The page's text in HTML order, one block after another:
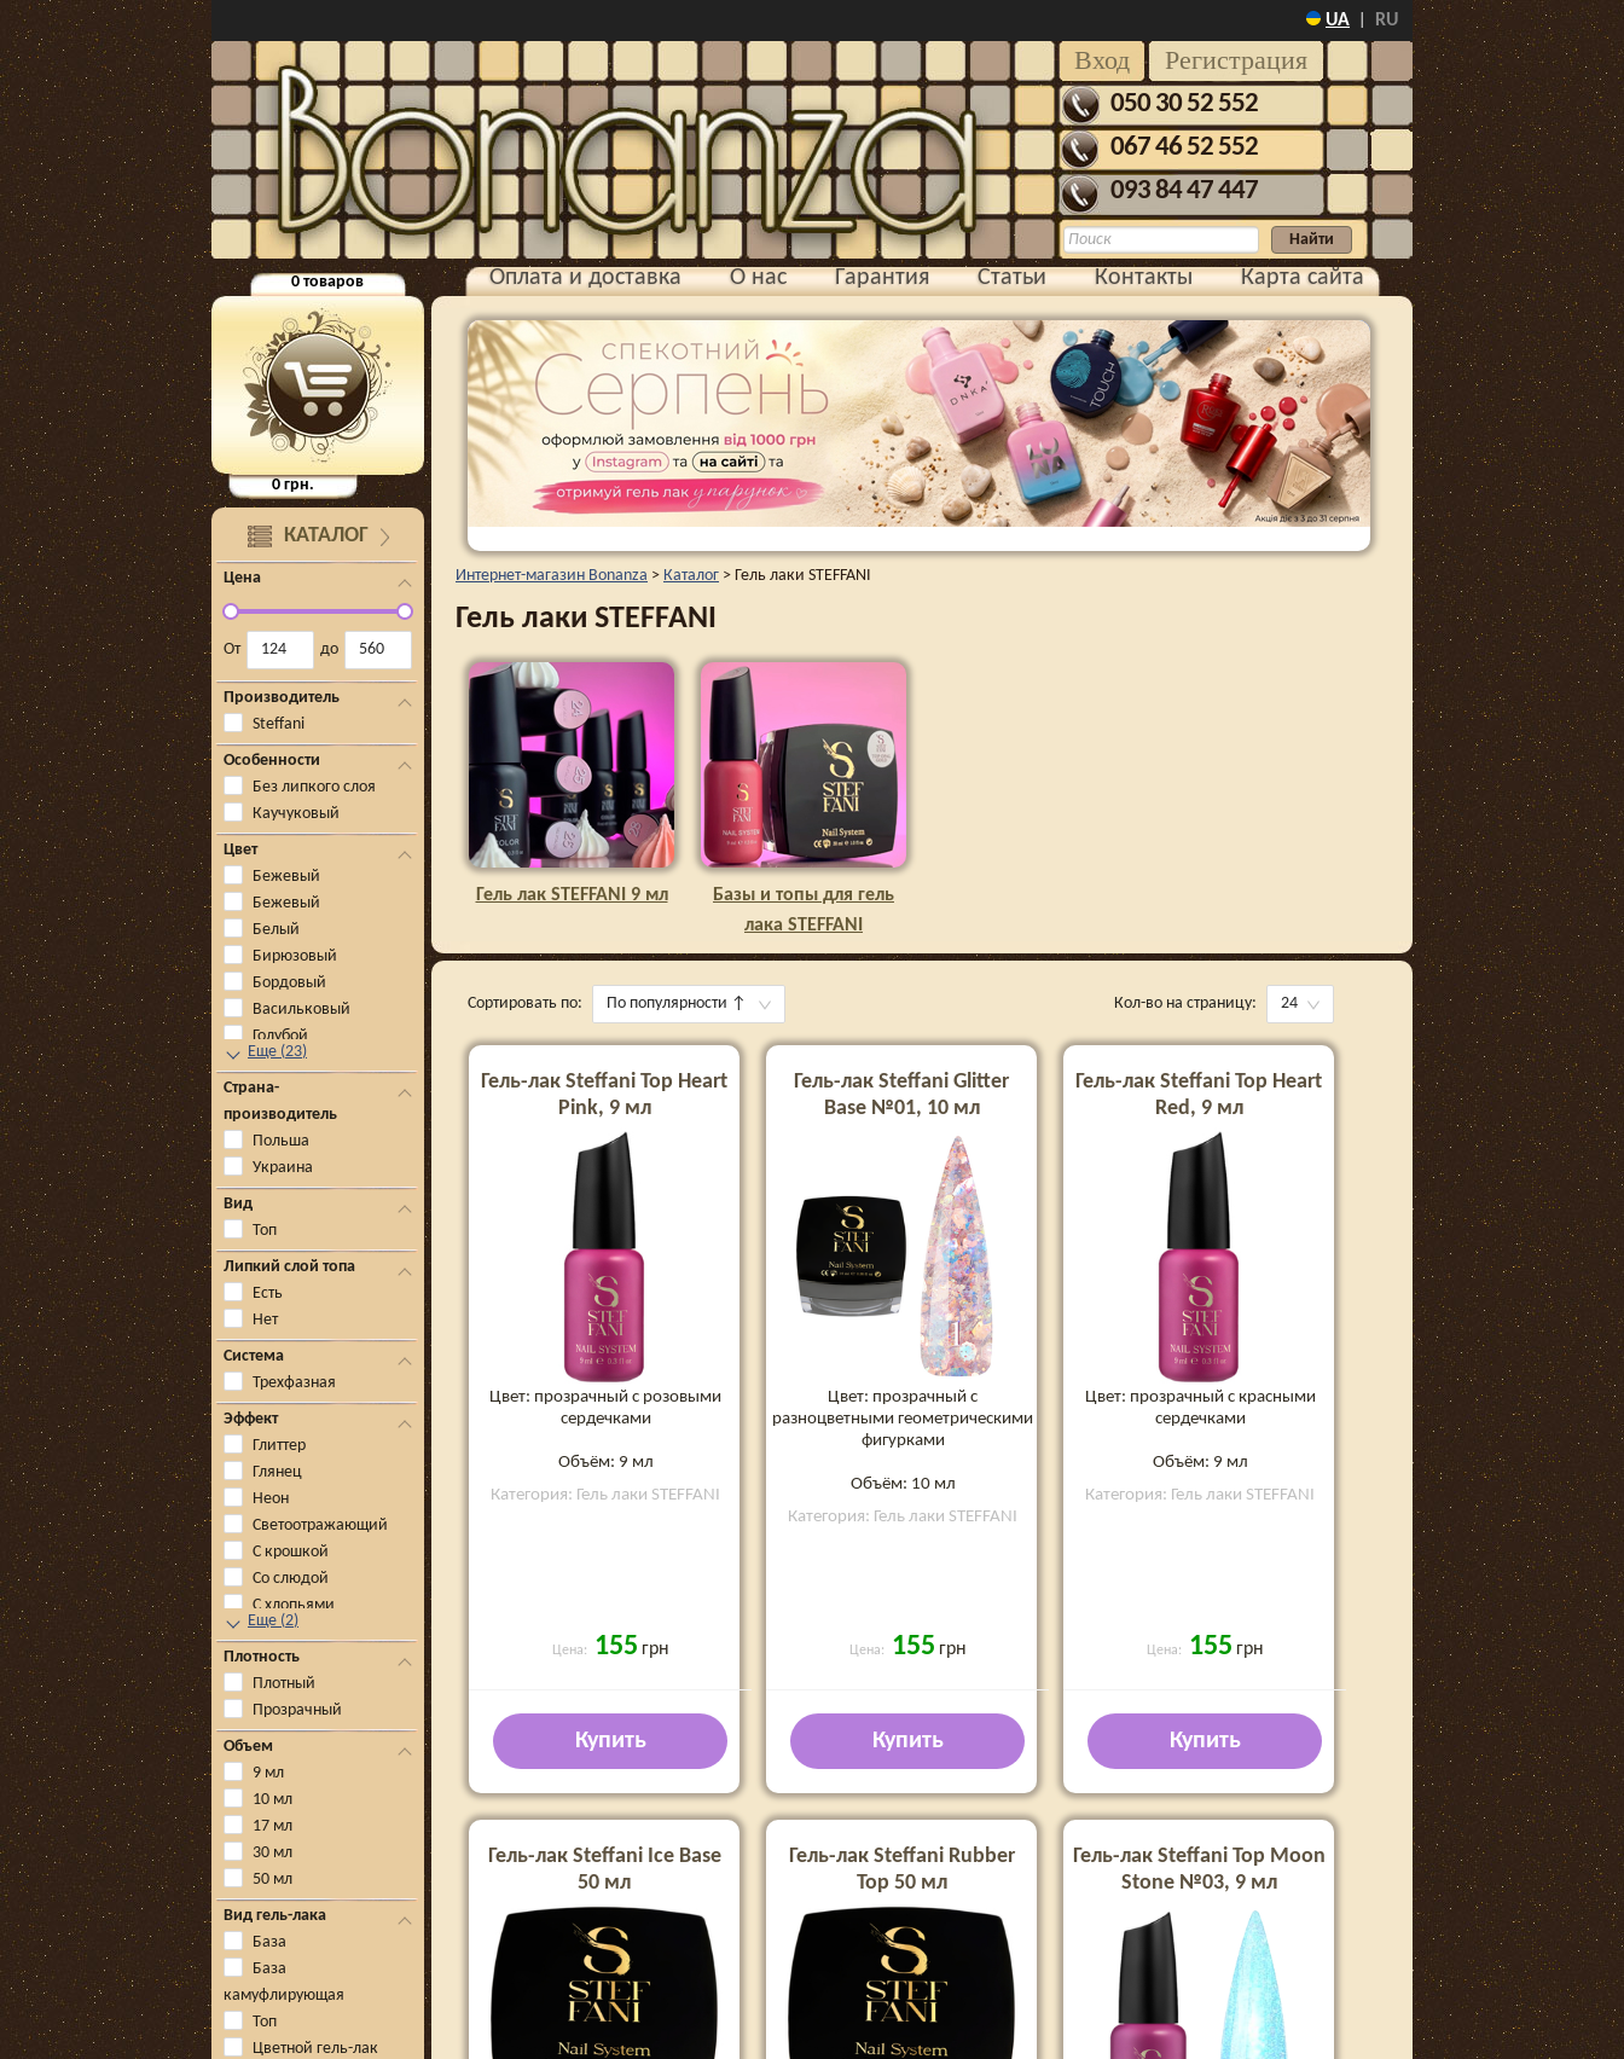
UA RU
Регистрация
Вход
050 30 52 552
067 46 52 552
093 84 47 447
0товаров
0грн.
КАТАЛОГ
Цена
От до
Производитель
Steffani
Особенности
Без липкого слоя
Каучуковый
Цвет
Бежевый
Бежевый
Белый
Бирюзовый
Бордовый
Васильковый
Голубой
Еще (23)
Страна-
производитель
Польша
Украина
Вид
Топ
Липкий слой топа
Есть
Нет
Система
Трехфазная
Эффект
Глиттер
Глянец
Неон
Светоотражающий
С крошкой
Со слюдой
С хлопьями
Еще (2)
Плотность
Плотный
Прозрачный
Объем
9 мл
10 мл
17 мл
30 мл
50 мл
Вид гель-лака
База
База
камуфлирующая
Топ
Цветной гель-лак
Оплата и доставка О нас Гарантия Статьи Контакты Карта сайта
Интернет-магазин Bonanza > Каталог > Гель лаки STEFFANI
Гель лаки STEFFANI
Гель лак STEFFANI 9 мл
Базы и топы для гель
лака STEFFANI
Сортировать по: По популярности ↑ Кол-во на страницу: 24
Гель-лак Steffani Top Heart
Pink, 9 мл
Цвет: прозрачный с розовыми
сердечками
Объём: 9 мл
Категория: Гель лаки STEFFANI
Цена: 155 грн
Купить
Гель-лак Steffani Glitter
Base №01, 10 мл
Цвет: прозрачный с
разноцветными геометрическими
фигурками
Объём: 10 мл
Категория: Гель лаки STEFFANI
Цена: 155 грн
Купить
Гель-лак Steffani Top Heart
Red, 9 мл
Цвет: прозрачный с красными
сердечками
Объём: 9 мл
Категория: Гель лаки STEFFANI
Цена: 155 грн
Купить
Гель-лак Steffani Ice Base
50 мл
Гель-лак Steffani Rubber
Top 50 мл
Гель-лак Steffani Top Moon
Stone №03, 9 мл